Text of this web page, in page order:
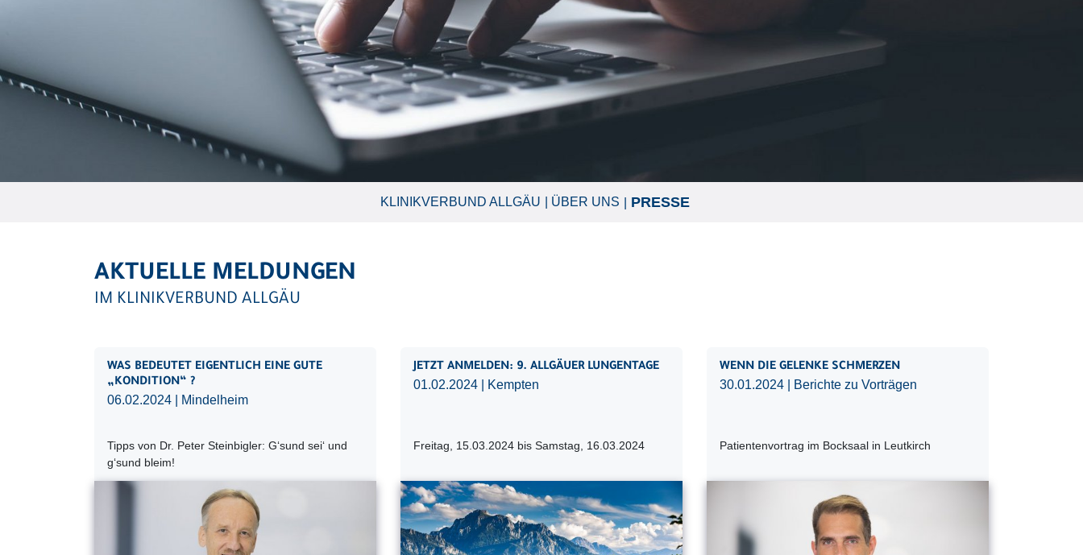
KLINIKVERBUND ALLGÄU ÜBER UNS PRESSE
AKTUELLE MELDUNGEN
IM KLINIKVERBUND ALLGÄU
WAS BEDEUTET EIGENTLICH EINE GUTE
„KONDITION“ ?
06.02.2024 | Mindelheim
Tipps von Dr. Peter Steinbigler: G‘sund sei‘ und
g‘sund bleim!
JETZT ANMELDEN: 9. ALLGÄUER LUNGENTAGE
01.02.2024 | Kempten
Freitag, 15.03.2024 bis Samstag, 16.03.2024
WENN DIE GELENKE SCHMERZEN
30.01.2024 | Berichte zu Vorträgen
Patientenvortrag im Bocksaal in Leutkirch